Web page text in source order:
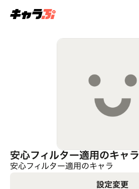
安心フィルター適用のキャラ
安心フィルター適用のキャラ
設定変更